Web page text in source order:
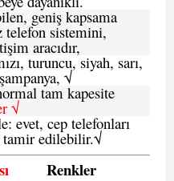
geniş kapsama
telefon sistemini,
aracıdır,
turuncu, siyah, sarı,
√
tam kapesite
√
evet, cep telefonları
tamir edilebilir.√
Renkler